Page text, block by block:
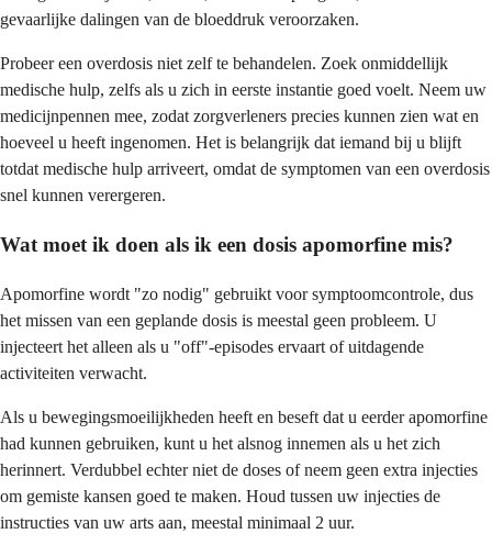
gevaarlijke dalingen van de bloeddruk veroorzaken.
Probeer een overdosis niet zelf te behandelen. Zoek onmiddellijk
medische hulp, zelfs als u zich in eerste instantie goed voelt. Neem uw
medicijnpennen mee, zodat zorgverleners precies kunnen zien wat en
hoeveel u heeft ingenomen. Het is belangrijk dat iemand bij u blijft
totdat medische hulp arriveert, omdat de symptomen van een overdosis
snel kunnen verergeren.
Wat moet ik doen als ik een dosis apomorfine mis?
Apomorfine wordt "zo nodig" gebruikt voor symptoomcontrole, dus
het missen van een geplande dosis is meestal geen probleem. U
injecteert het alleen als u "off"-episodes ervaart of uitdagende
activiteiten verwacht.
Als u bewegingsmoeilijkheden heeft en beseft dat u eerder apomorfine
had kunnen gebruiken, kunt u het alsnog innemen als u het zich
herinnert. Verdubbel echter niet de doses of neem geen extra injecties
om gemiste kansen goed te maken. Houd tussen uw injecties de
instructies van uw arts aan, meestal minimaal 2 uur.